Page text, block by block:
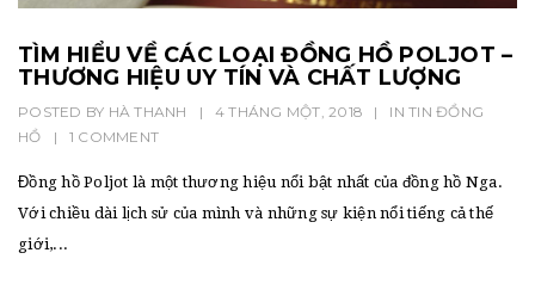
TÌM HIỂU VỀ CÁC LOẠI ĐỒNG HỒ POLJOT –
THƯƠNG HIỆU UY TÍN VÀ CHẤT LƯỢNG
POSTED BY HÀ THANH | 4 THÁNG MỘT, 2018 | IN TIN ĐỒNG
HỒ
| 1 COMMENT
Đồng hồ Poljot là một thương hiệu nổi bật nhất của đồng hồ Nga.
Với chiều dài lịch sử của mình và những sự kiện nổi tiếng cả thế
giới,...